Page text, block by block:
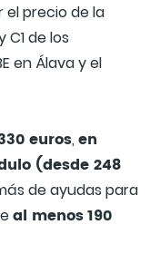
el precio de la
C1 de los
en Álava y el
euros, en
(desde 248
de ayudas para
al menos190